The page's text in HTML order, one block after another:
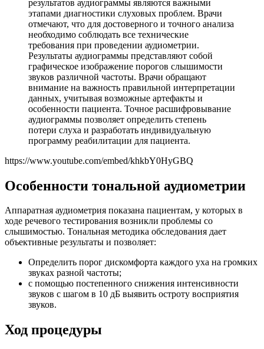
результатов аудиограммы являются важными
этапами диагностики слуховых проблем. Врачи
отмечают, что для достоверного и точного анализа
необходимо соблюдать все технические
требования при проведении аудиометрии.
Результаты аудиограммы представляют собой
графическое изображение порогов слышимости
звуков различной частоты. Врачи обращают
внимание на важность правильной интерпретации
данных, учитывая возможные артефакты и
особенности пациента. Точное расшифровывание
аудиограммы позволяет определить степень
потери слуха и разработать индивидуальную
программу реабилитации для пациента.
https://www.youtube.com/embed/khkbY0HyGBQ
Особенности тональной аудиометрии
Аппаратная аудиометрия показана пациентам, у которых в
ходе речевого тестирования возникли проблемы со
слышимостью. Тональная методика обследования дает
объективные результаты и позволяет:
Определить порог дискомфорта каждого уха на громких
звуках разной частоты;
с помощью постепенного снижения интенсивности
звуков с шагом в 10 дБ выявить остроту восприятия
звуков.
Ход процедуры